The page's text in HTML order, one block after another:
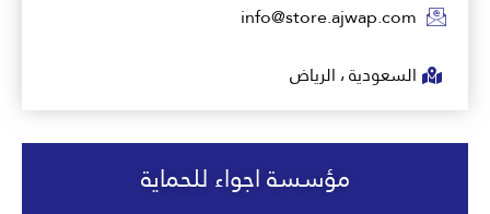
info@store.ajwap.com
السعودية ، الرياض
مؤسسة اجواء للحماية